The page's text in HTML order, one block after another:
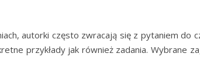
autorki często zwracają się z pytaniem do
przykłady jak również zadania. Wybrane